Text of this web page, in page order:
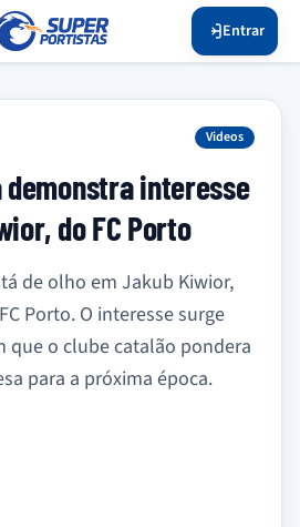
Entrar
Videos
demonstra interesse
do FC Porto
de olho em Jakub Kiwior,
Porto. O interesse surge
que o clube catalão pondera
para a próxima época.